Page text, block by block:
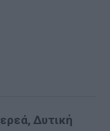
Δυτική